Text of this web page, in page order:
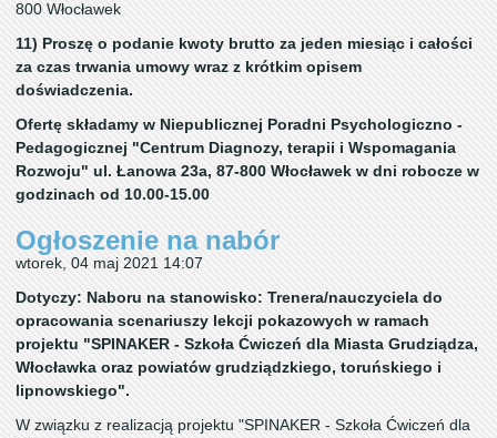
800 Włocławek
11) Proszę o podanie kwoty brutto za jeden miesiąc i całości
za czas trwania umowy wraz z krótkim opisem
doświadczenia.
Ofertę składamy w Niepublicznej Poradni Psychologiczno -
Pedagogicznej "Centrum Diagnozy, terapii i Wspomagania
Rozwoju" ul. Łanowa 23a, 87-800 Włocławek w dni robocze w
godzinach od 10.00-15.00
Ogłoszenie na nabór
wtorek, 04 maj 2021 14:07
Dotyczy: Naboru na stanowisko: Trenera/nauczyciela do
opracowania scenariuszy lekcji pokazowych w ramach
projektu "SPINAKER - Szkoła Ćwiczeń dla Miasta Grudziądza,
Włocławka oraz powiatów grudziądzkiego, toruńskiego i
lipnowskiego".
W związku z realizacją projektu "SPINAKER - Szkoła Ćwiczeń dla